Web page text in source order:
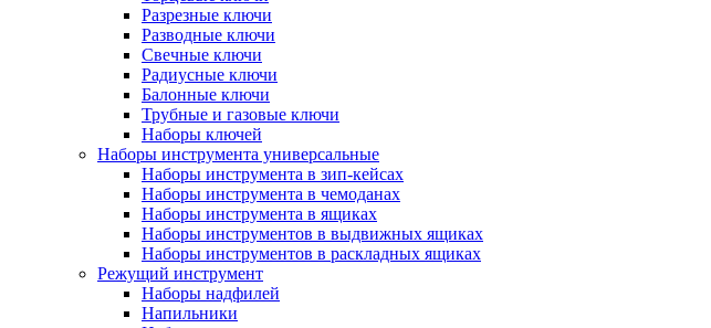
Разрезные ключи
Разводные ключи
Свечные ключи
Радиусные ключи
Балонные ключи
Трубные и газовые ключи
Наборы ключей
Наборы инструмента универсальные
Наборы инструмента в зип-кейсах
Наборы инструмента в чемоданах
Наборы инструмента в ящиках
Наборы инструментов в выдвижных ящиках
Наборы инструментов в раскладных ящиках
Режущий инструмент
Наборы надфилей
Напильники